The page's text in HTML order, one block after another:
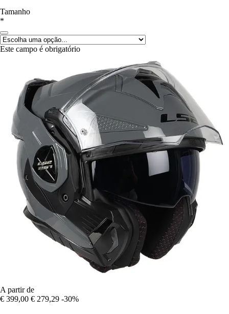
Tamanho
*
Este campo é obrigatório
A partir de
€ 399,00 € 279,29 -30%